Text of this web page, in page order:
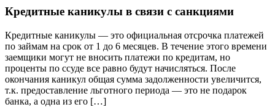
Кредитные каникулы в связи с санкциями
Кредитные каникулы — это официальная отсрочка платежей
по займам на срок от 1 до 6 месяцев. В течение этого времени
заемщики могут не вносить платежи по кредитам, но
проценты по ссуде все равно будут начисляться. После
окончания каникул общая сумма задолженности увеличится,
т.к. предоставление льготного периода — это не подарок
банка, а одна из его […]